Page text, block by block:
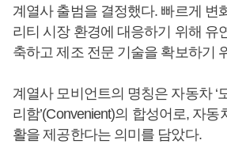
계열사 출범을 결정했다. 빠르게 변
리티 시장 환경에 대응하기 위해 유
축하고 제조 전문 기술을 확보하기
계열사 모비언트의 명칭은 자동차 ‘
리함’(Convenient)의 합성어로, 자
활을 제공한다는 의미를 담았다.